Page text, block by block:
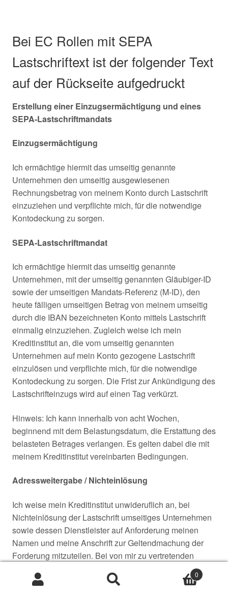
Bei EC Rollen mit SEPA
Lastschriftext ist der folgender Text
auf der Rückseite aufgedruckt
Erstellung einer Einzugsermächtigung und eines
SEPA-Lastschriftmandats
Einzugsermächtigung
Ich ermächtige hiermit das umseitig genannte
Unternehmen den umseitig ausgewiesenen
Rechnungsbetrag von meinem Konto durch Lastschrift
einzuziehen und verpflichte mich, für die notwendige
Kontodeckung zu sorgen.
SEPA-Lastschriftmandat
Ich ermächtige hiermit das umseitig genannte
Unternehmen, mit der umseitig genannten Gläubiger-ID
sowie der umseitigen Mandats-Referenz (M-ID), den
heute fälligen umseitigen Betrag von meinem umseitig
durch die IBAN bezeichneten Konto mittels Lastschrift
einmalig einzuziehen. Zugleich weise ich mein
Kreditinstitut an, die vom umseitig genannten
Unternehmen auf mein Konto gezogene Lastschrift
einzulösen und verpflichte mich, für die notwendige
Kontodeckung zu sorgen. Die Frist zur Ankündigung des
Lastschrifteinzugs wird auf einen Tag verkürzt.
Hinweis: Ich kann innerhalb von acht Wochen,
beginnend mit dem Belastungsdatum, die Erstattung des
belasteten Betrages verlangen. Es gelten dabei die mit
meinem Kreditinstitut vereinbarten Bedingungen.
Adressweitergabe / Nichteinlösung
Ich weise mein Kreditinstitut unwideruflich an, bei
Nichteinlösung der Lastschrift umseitiges Unternehmen
sowie dessen Dienstleister auf Anforderung meinen
Namen und meine Anschrift zur Geltendmachung der
Forderung mitzuteilen. Bei von mir zu vertretenden
Nichteinlösungen von Lastschriften verpflichte ich mich,
dadurch entstehende Kosten zu ersetzen.
0